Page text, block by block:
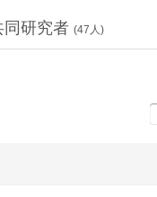
同研究者 (47 人)